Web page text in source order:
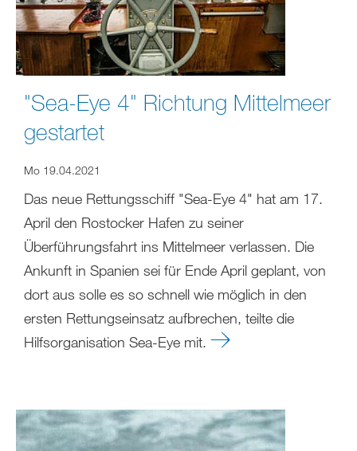
"Sea-Eye 4" Richtung Mittelmeer
gestartet
Mo 19.04.2021
Das neue Rettungsschiff "Sea-Eye 4" hat am 17.
April den Rostocker Hafen zu seiner
Überführungsfahrt ins Mittelmeer verlassen. Die
Ankunft in Spanien sei für Ende April geplant, von
dort aus solle es so schnell wie möglich in den
ersten Rettungseinsatz aufbrechen, teilte die
Hilfsorganisation Sea-Eye mit.